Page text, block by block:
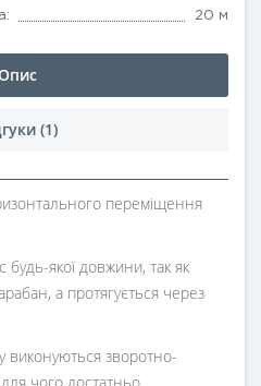
20 м
(1)
переміщення
якої довжини, так як
а протягується через
зворотно-